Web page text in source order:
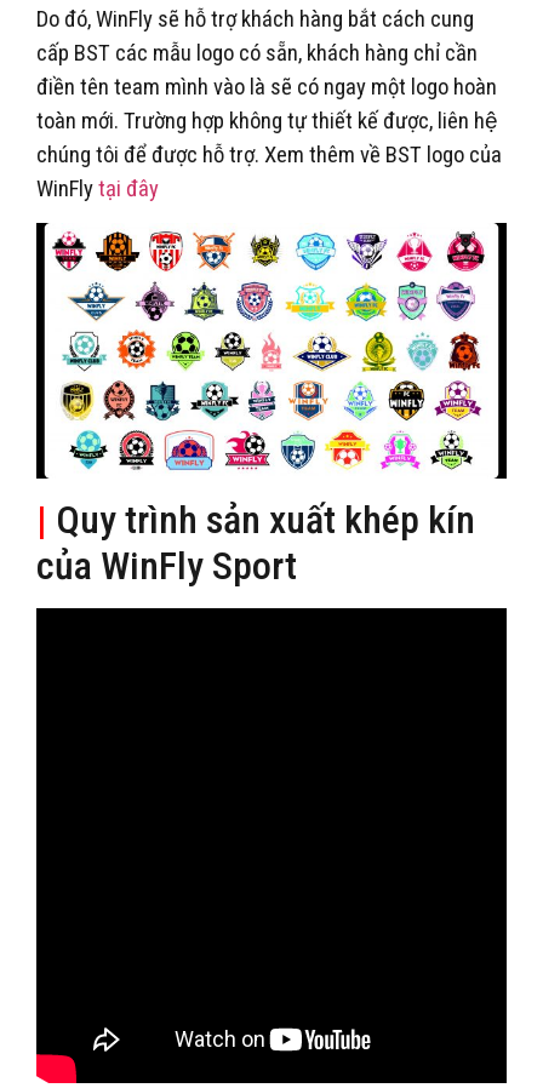
Do đó, WinFly sẽ hỗ trợ khách hàng bắt cách cung
cấp BST các mẫu logo có sẵn, khách hàng chỉ cần
điền tên team mình vào là sẽ có ngay một logo hoàn
toàn mới. Trường hợp không tự thiết kế được, liên hệ
chúng tôi để được hỗ trợ. Xem thêm về BST logo của
WinFlytại đây
| Quy trình sản xuất khép kín
của WinFly Sport